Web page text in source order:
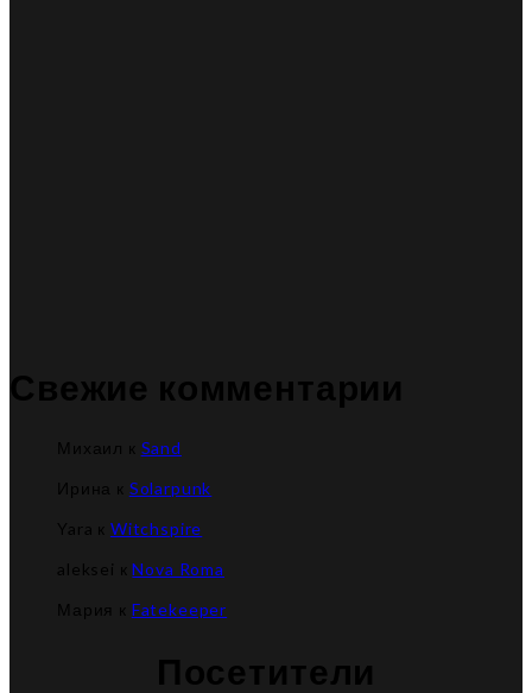
Свежие комментарии
Михаил к Sand
Ирина к Solarpunk
Yara к Witchspire
aleksei кNova Roma
Мария к Fatekeeper
Посетители